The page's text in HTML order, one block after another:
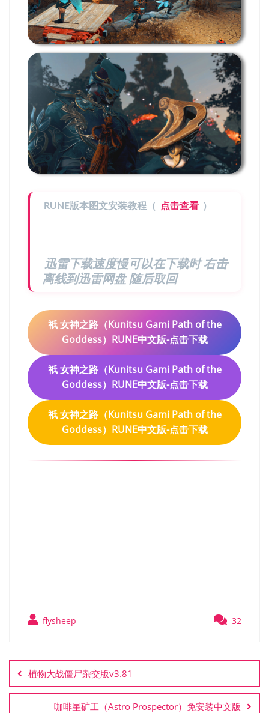
RUNE版本图文安装教程（ 点击查看 ）
迅雷下载速度慢可以在下载时 右击
离线到迅雷网盘 随后取回
祇 女神之路（Kunitsu Gami Path of the
Goddess）RUNE中文版-点击下载
祇 女神之路（Kunitsu Gami Path of the
Goddess）RUNE中文版-点击下载
祇 女神之路（Kunitsu Gami Path of the
Goddess）RUNE中文版-点击下载
flysheep 32
章
导
航
植物大战僵尸杂交版v3.81
咖啡星矿工（Astro Prospector）免安装中文版